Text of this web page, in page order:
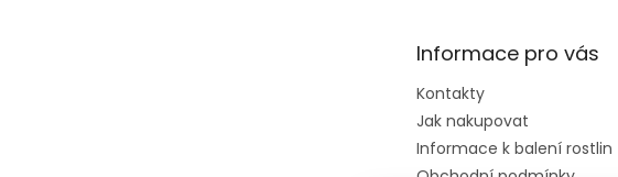
Informace pro vás
Kontakty
Jak nakupovat
Informace k balení rostlin